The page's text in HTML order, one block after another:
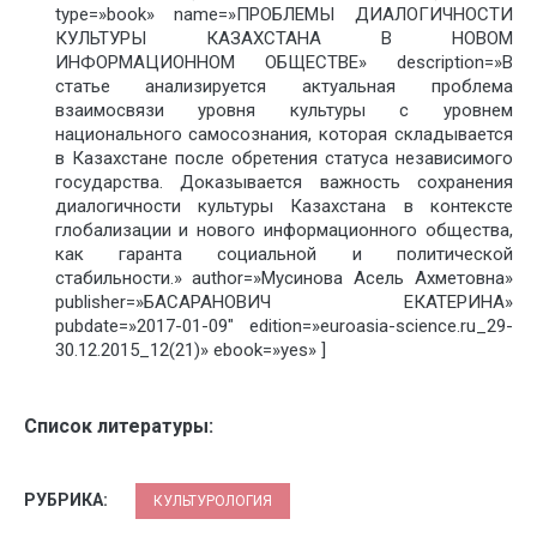
type=»book» name=»ПРОБЛЕМЫ ДИАЛОГИЧНОСТИ
КУЛЬТУРЫ КАЗАХСТАНА В НОВОМ
ИНФОРМАЦИОННОМ ОБЩЕСТВЕ» description=»В
статье анализируется актуальная проблема
взаимосвязи уровня культуры с уровнем
национального самосознания, которая складывается
в Казахстане после обретения статуса независимого
государства. Доказывается важность сохранения
диалогичности культуры Казахстана в контексте
глобализации и нового информационного общества,
как гаранта социальной и политической
стабильности.» author=»Мусинова Асель Ахметовна»
publisher=»БАСАРАНОВИЧ ЕКАТЕРИНА»
pubdate=»2017-01-09″ edition=»euroasia-science.ru_29-
30.12.2015_12(21)» ebook=»yes» ]
Список литературы:
РУБРИКА: КУЛЬТУРОЛОГИЯ